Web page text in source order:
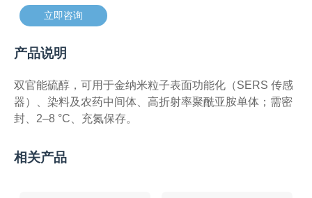
立即咨询
产品说明
双官能硫醇，可用于金纳米粒子表面功能化（SERS 传感
器）、染料及农药中间体、高折射率聚酰亚胺单体；需密
封、2–8 °C、充氮保存。
相关产品